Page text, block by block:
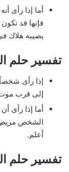
أما إذا رأى
فإنها قد
يصيبه هلاك
تفسير حلم
إذا رأى
إلى قرب موت
أما إذا رأى
الشخص مريض
أعلم.
تفسير حلم